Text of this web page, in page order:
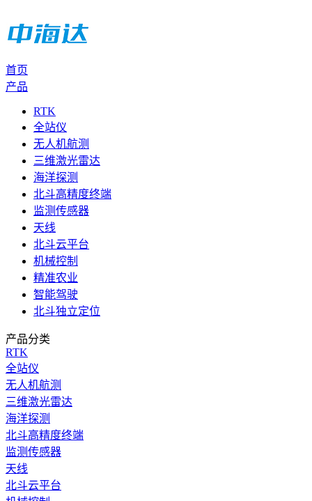
首页
产品
RTK
全站仪
无人机航测
三维激光雷达
海洋探测
北斗高精度终端
监测传感器
天线
北斗云平台
机械控制
精准农业
智能驾驶
北斗独立定位
产品分类
RTK
全站仪
无人机航测
三维激光雷达
海洋探测
北斗高精度终端
监测传感器
天线
北斗云平台